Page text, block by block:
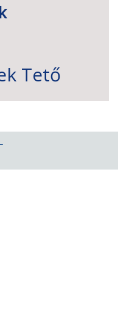
Tető